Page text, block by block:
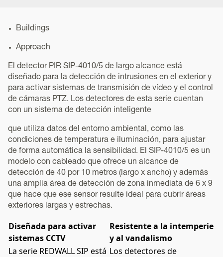
Buildings
Approach
El detector PIR SIP-4010/5 de largo alcance está
diseñado para la detección de intrusiones en el exterior y
para activar sistemas de transmisión de vídeo y el control
de cámaras PTZ. Los detectores de esta serie cuentan
con un sistema de detección inteligente
que utiliza datos del entorno ambiental, como las
condiciones de temperatura e iluminación, para ajustar
de forma automática la sensibilidad. El SIP-4010/5 es un
modelo con cableado que ofrece un alcance de
detección de 40 por 10 metros (largo x ancho) y además
una amplia área de detección de zona inmediata de 6 x 9
que hace que ese sensor resulte ideal para cubrir áreas
exteriores largas y estrechas.
Diseñada para activar
sistemas CCTV
Resistente a la intemperie
y al vandalismo
La serie REDWALL SIP está Los detectores de